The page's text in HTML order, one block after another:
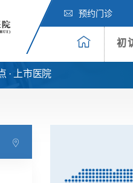
预约门诊
初
· 上市医院